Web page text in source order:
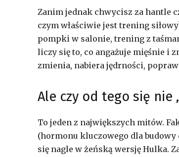
Zanim jednak chwycisz za hantle
czym właściwie jest trening
pompki w salonie, trening z
liczy się to, co angażuje mięśnie i
zmienia, nabiera jędrności,
Ale czy od tego się nie
To jeden z największych mitów.
(hormonu kluczowego dla
się nagle w żeńską wersję Hulka.